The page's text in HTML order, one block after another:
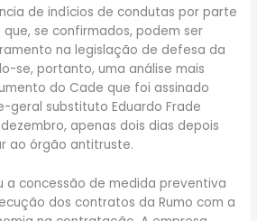
de indícios de condutas por parte
que, se confirmados, podem ser
na legislação de defesa da
se, portanto, uma análise mais
do Cade que foi assinado
geral substituto Eduardo Frade
apenas dois dias depois
ao órgão antitruste.
a concessão de medida preventiva
dos contratos da Rumo com a